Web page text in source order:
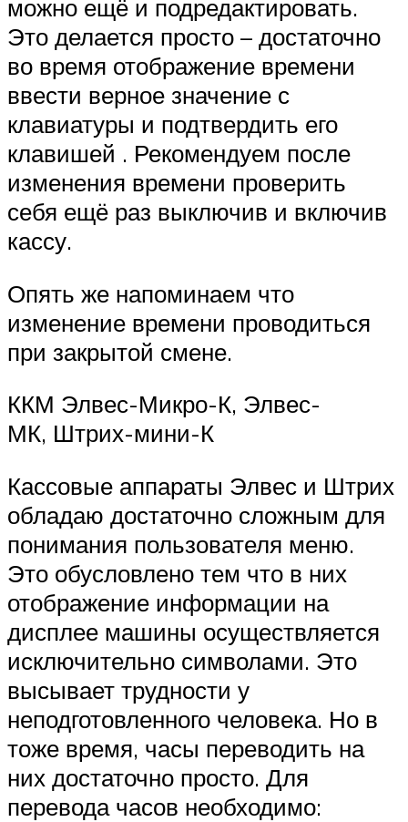
можно ещё и подредактировать.
Это делается просто – достаточно
во время отображение времени
ввести верное значение с
клавиатуры и подтвердить его
клавишей . Рекомендуем после
изменения времени проверить
себя ещё раз выключив и включив
кассу.
Опять же напоминаем что
изменение времени проводиться
при закрытой смене.
ККМ Элвес-Микро-К, Элвес-
МК, Штрих-мини-К
Кассовые аппараты Элвес и Штрих
обладаю достаточно сложным для
понимания пользователя меню.
Это обусловлено тем что в них
отображение информации на
дисплее машины осуществляется
исключительно символами. Это
высывает трудности у
неподготовленного человека. Но в
тоже время, часы переводить на
них достаточно просто. Для
перевода часов необходимо: